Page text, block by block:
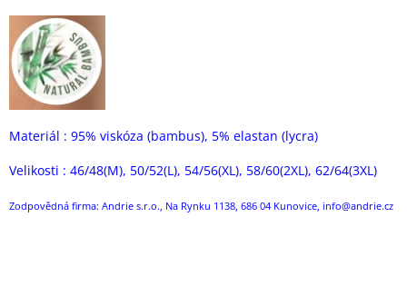
Materiál : 95% viskóza (bambus), 5% elastan (lycra)
Velikosti : 46/48(M), 50/52(L), 54/56(XL), 58/60(2XL), 62/64(3XL)
Zodpovědná firma: Andrie s.r.o., Na Rynku 1138, 686 04 Kunovice, info@andrie.cz